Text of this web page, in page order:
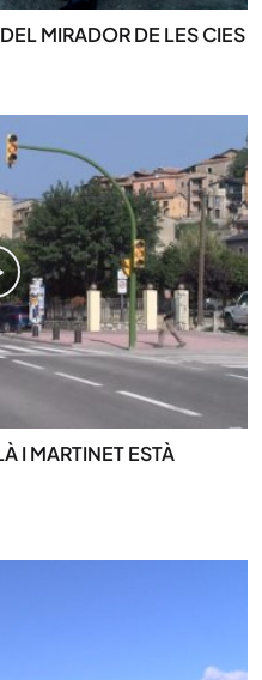
MIRADOR DE LES CIES
I MARTINET ESTÀ